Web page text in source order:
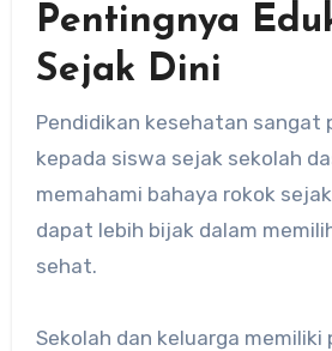
Pentingnya
Sejak Dini
Pendidikan kesehatan sangat
kepada siswa sejak sekolah
memahami bahaya rokok
dapat lebih bijak dalam
sehat.
Sekolah dan keluarga memiliki